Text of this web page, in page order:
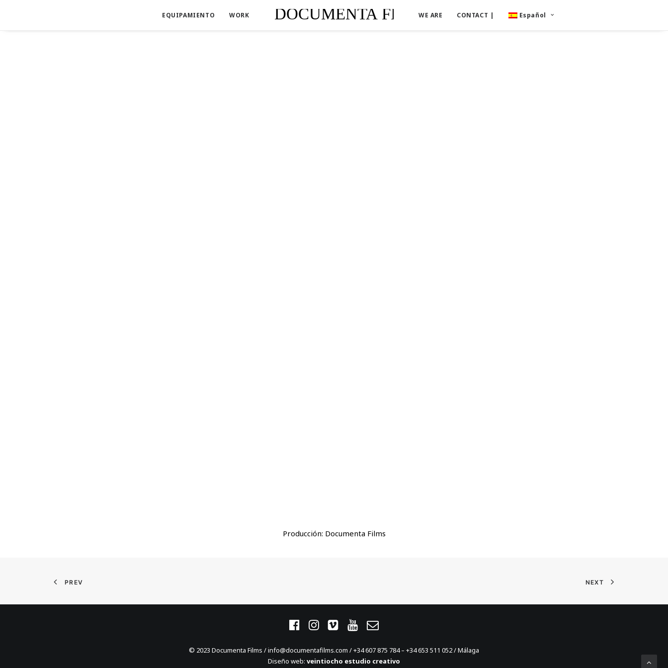
EQUIPAMIENTO WORK WE ARE CONTACT | Español
Producción: Documenta Films
PREV NEXT
© 2023 Documenta Films / info@documentafilms.com / +34 607 875 784 – +34 653 511 052 / Málaga
Diseño web: veintiocho estudio creativo